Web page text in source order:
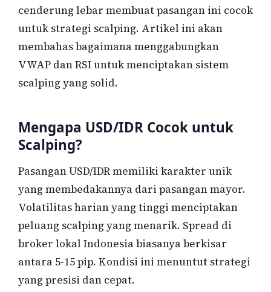
cenderung lebar membuat pasangan ini cocok
untuk strategi scalping. Artikel ini akan
membahas bagaimana menggabungkan
VWAP dan RSI untuk menciptakan sistem
scalping yang solid.
Mengapa USD/IDR Cocok untuk
Scalping?
Pasangan USD/IDR memiliki karakter unik
yang membedakannya dari pasangan mayor.
Volatilitas harian yang tinggi menciptakan
peluang scalping yang menarik. Spread di
broker lokal Indonesia biasanya berkisar
antara 5-15 pip. Kondisi ini menuntut strategi
yang presisi dan cepat.